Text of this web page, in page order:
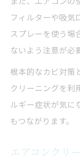
フィルターや吸気
スプレーを使う場
ないよう注意が必
根本的なカビ対策
クリーニングを利
ルギー症状が気に
もつながります。
エアコンクリ